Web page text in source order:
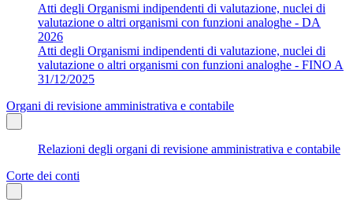
Atti degli Organismi indipendenti di valutazione, nuclei di
valutazione o altri organismi con funzioni analoghe - DA
2026
Atti degli Organismi indipendenti di valutazione, nuclei di
valutazione o altri organismi con funzioni analoghe - FINO A
31/12/2025
Organi di revisione amministrativa e contabile
Relazioni degli organi di revisione amministrativa e contabile
Corte dei conti